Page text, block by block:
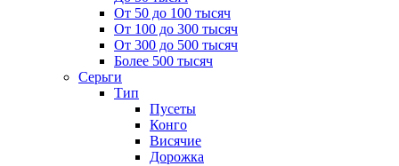
От 50 до 100 тысяч
От 100 до 300 тысяч
От 300 до 500 тысяч
Более 500 тысяч
Серьги
Тип
Пусеты
Конго
Висячие
Дорожка